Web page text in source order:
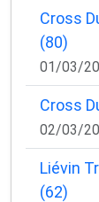
Cross
(80)
01/03/
Cross
02/03/
Liévin
(62)